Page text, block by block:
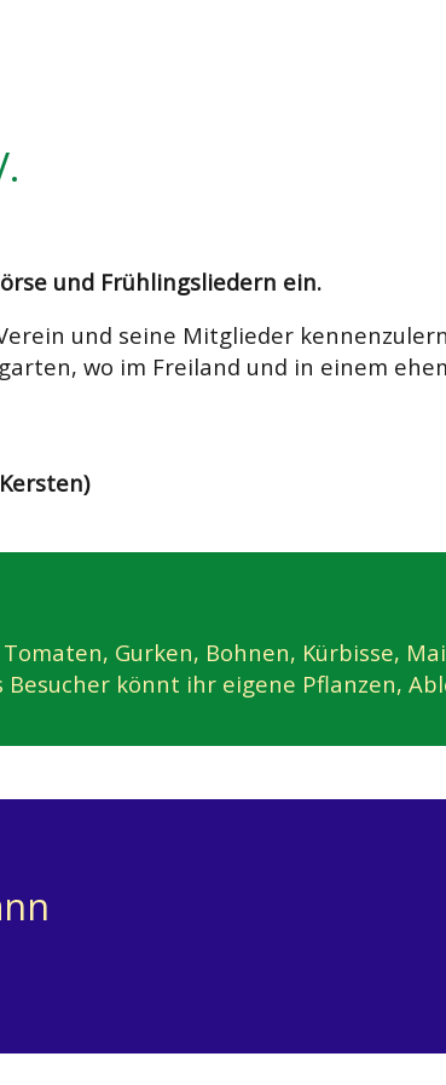
und Frühlingsliedern ein.
und seine Mitglieder
wo im Freiland und in einem
Gurken, Bohnen, Kürbisse,
Besucher könnt ihr eigene Pflanzen,